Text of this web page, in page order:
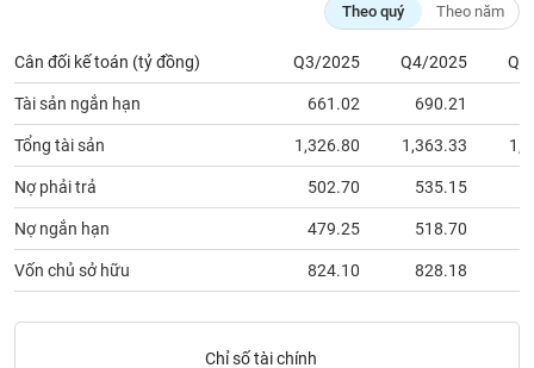
Theo quý Theo năm
Cân đối kế toán (tỷ đồng) Q3/2025 Q4/2025
Tài sản ngắn hạn 661.02 690.21
Tổng tài sản 1,326.80 1,363.33
Nợ phải trả 502.70 535.15
Nợ ngắn hạn 479.25 518.70
Vốn chủ sở hữu 824.10 828.18
Chỉ số tài chính
Công
cụ
tư
thông
chính